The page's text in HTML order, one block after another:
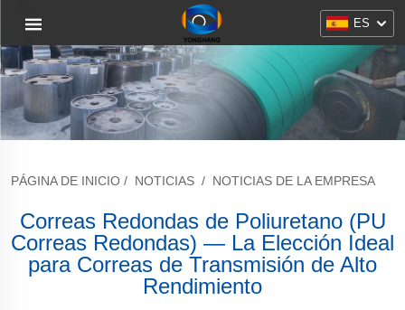
ES
PÁGINA DE INICIO / NOTICIAS / NOTICIAS DE LA EMPRESA
Correas Redondas de Poliuretano (PU
Correas Redondas) — La Elección Ideal
para Correas de Transmisión de Alto
Rendimiento